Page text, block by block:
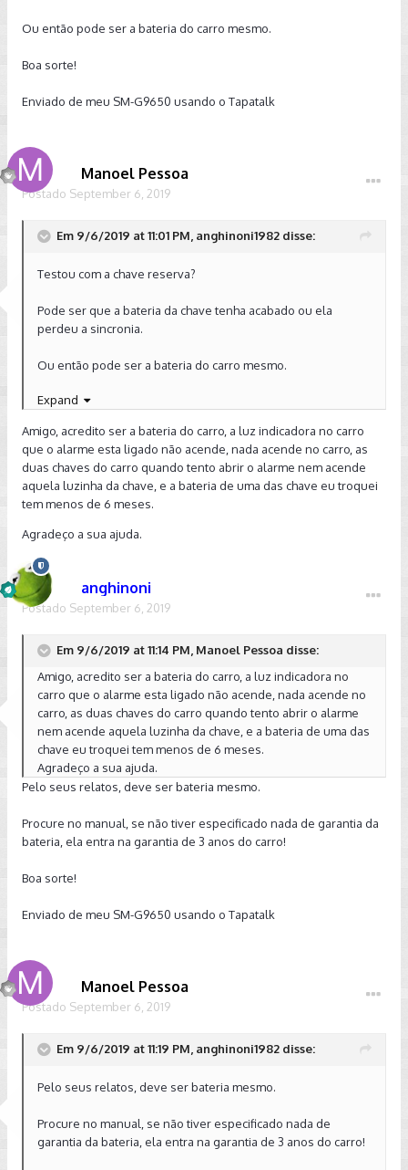
Ou então pode ser a bateria do carro mesmo.
Boa sorte!
Enviado de meu SM-G9650 usando o Tapatalk
Manoel Pessoa
Postado September 6, 2019
Em 9/6/2019 at 11:01 PM, anghinoni1982 disse:
Testou com a chave reserva?
Pode ser que a bateria da chave tenha acabado ou ela
perdeu a sincronia.
Ou então pode ser a bateria do carro mesmo.
Boa sorte!
Enviado de meu SM-G9650 usando o Tapatalk
Expand
Amigo, acredito ser a bateria do carro, a luz indicadora no carro
que o alarme esta ligado não acende, nada acende no carro, as
duas chaves do carro quando tento abrir o alarme nem acende
aquela luzinha da chave, e a bateria de uma das chave eu troquei
tem menos de 6 meses.
Agradeço a sua ajuda.
anghinoni
Postado September 6, 2019
Em 9/6/2019 at 11:14 PM, Manoel Pessoa disse:
Amigo, acredito ser a bateria do carro, a luz indicadora no
carro que o alarme esta ligado não acende, nada acende no
carro, as duas chaves do carro quando tento abrir o alarme
nem acende aquela luzinha da chave, e a bateria de uma das
chave eu troquei tem menos de 6 meses.
Agradeço a sua ajuda.
Pelo seus relatos, deve ser bateria mesmo.
Procure no manual, se não tiver especificado nada de garantia da
bateria, ela entra na garantia de 3 anos do carro!
Boa sorte!
Enviado de meu SM-G9650 usando o Tapatalk
Manoel Pessoa
Postado September 6, 2019
Em 9/6/2019 at 11:19 PM, anghinoni1982 disse:
Pelo seus relatos, deve ser bateria mesmo.
Procure no manual, se não tiver especificado nada de
garantia da bateria, ela entra na garantia de 3 anos do carro!